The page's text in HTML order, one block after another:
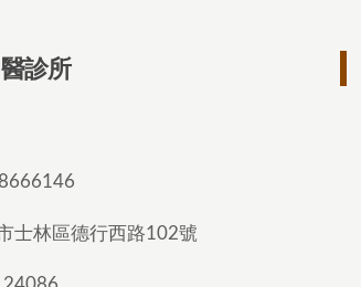
診所
士林區德行西路102號